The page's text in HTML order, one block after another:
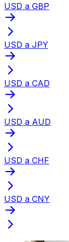
USD a GBP
USD a JPY
USD a CAD
USD a AUD
USD a CHF
USD a CNY